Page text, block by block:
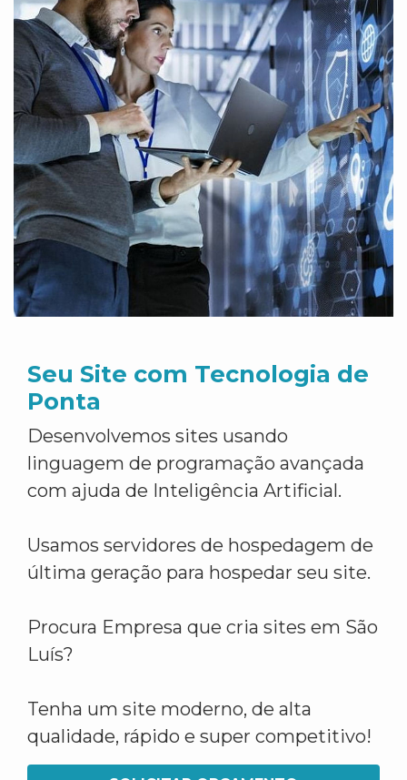
Seu Site com Tecnologia de
Ponta
Desenvolvemos sites usando
linguagem de programação avançada
com ajuda de Inteligência Artificial.
Usamos servidores de hospedagem de
última geração para hospedar seu site.
Procura Empresa que cria sites em São
Luís?
Tenha um site moderno, de alta
qualidade, rápido e super competitivo!